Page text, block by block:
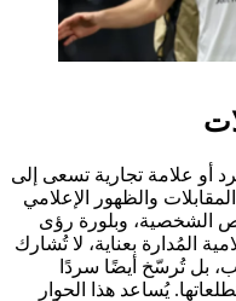
أو علامة تجارية تسعى إلى
والظهور الإعلامي
الشخصية، وبلورة رؤى
المُدارة بعناية، لا تُشارك
بل تُرسّخ أيضًا سردًا
يُساعد هذا الحوار